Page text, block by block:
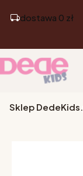
dostawa 0 zł
Sklep